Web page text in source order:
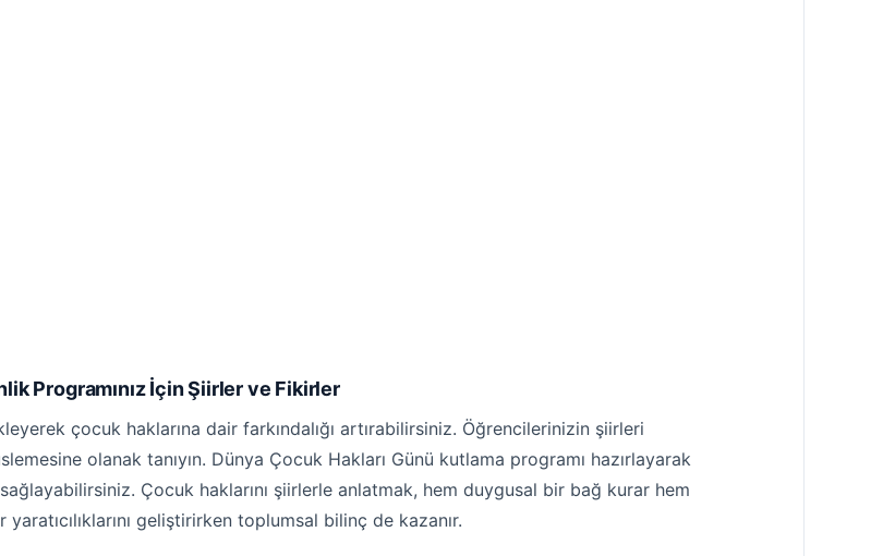
Programınız İçin Şiirler ve Fikirler
çocuk haklarına dair farkındalığı artırabilirsiniz. Öğrencilerinizin şiirleri
olanak tanıyın. Dünya Çocuk Hakları Günü kutlama programı hazırlayarak
Çocuk haklarını şiirlerle anlatmak, hem duygusal bir bağ kurar hem
geliştirirken toplumsal bilinç de kazanır.